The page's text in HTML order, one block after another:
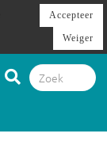
Accepteer
Weiger